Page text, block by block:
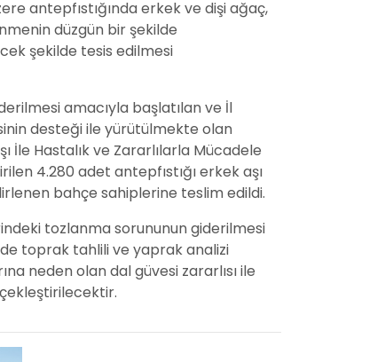
antepfıstığında erkek ve dişi ağaç,
düzgün bir şekilde
şekilde tesis edilmesi
amacıyla başlatılan ve İl
desteği ile yürütülmekte olan
İle Hastalık ve Zararlılarla Mücadele
4.280 adet antepfıstığı erkek aşı
bahçe sahiplerine teslim edildi.
tozlanma sorununun giderilmesi
toprak tahlili ve yaprak analizi
neden olan dal güvesi zararlısı ile